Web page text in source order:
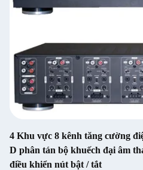
4 Khu vực 8 kênh tăng cường
D phân tán bộ khuếch đại âm
điều khiển nút bật / tắt